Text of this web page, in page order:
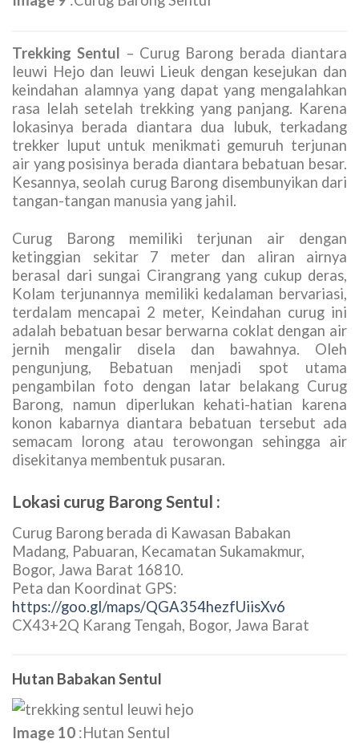
Trekking Sentul – Curug Barong berada diantara
leuwi Hejo dan leuwi Lieuk dengan kesejukan dan
keindahan alamnya yang dapat yang mengalahkan
rasa lelah setelah trekking yang panjang. Karena
lokasinya berada diantara dua lubuk, terkadang
trekker luput untuk menikmati gemuruh terjunan
air yang posisinya berada diantara bebatuan besar.
Kesannya, seolah curug Barong disembunyikan dari
tangan-tangan manusia yang jahil.
Curug Barong memiliki terjunan air dengan
ketinggian sekitar 7 meter dan aliran airnya
berasal dari sungai Cirangrang yang cukup deras,
Kolam terjunannya memiliki kedalaman bervariasi,
terdalam mencapai 2 meter, Keindahan curug ini
adalah bebatuan besar berwarna coklat dengan air
jernih mengalir disela dan bawahnya. Oleh
pengunjung, Bebatuan menjadi spot utama
pengambilan foto dengan latar belakang Curug
Barong, namun diperlukan kehati-hatian karena
konon kabarnya diantara bebatuan tersebut ada
semacam lorong atau terowongan sehingga air
disekitanya membentuk pusaran.
Lokasi curug Barong Sentul :
Curug Barong berada di Kawasan Babakan
Madang, Pabuaran, Kecamatan Sukamakmur,
Bogor, Jawa Barat 16810.
Peta dan Koordinat GPS:
https://goo.gl/maps/QGA354hezfUiisXv6
CX43+2Q Karang Tengah, Bogor, Jawa Barat
Hutan Babakan Sentul
Image 10 :Hutan Sentul